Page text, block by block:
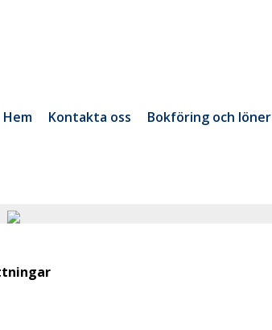
Hem Kontakta oss Bokföring och löner